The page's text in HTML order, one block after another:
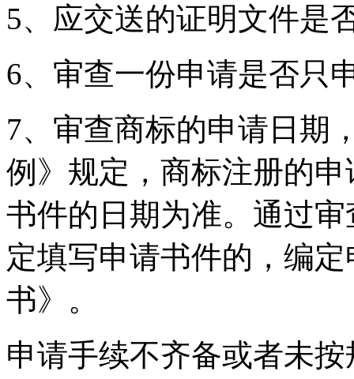
5、应交送的证明文件是
6、审查一份申请是否只
7、审查商标的申请日期
例》规定，商标注册的
书件的日期为准。通过
定填写申请书件的，编
书》。
申请手续不齐备或者未